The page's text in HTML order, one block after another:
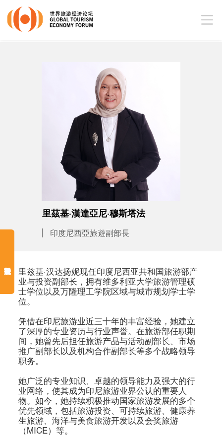
里茲基·漢達亞尼·穆斯塔法
印度尼西亞旅遊副部長
里兹基·汉达扬妮现任印度尼西亚共和国旅游部产
业与投资副部长，拥有维多利亚大学旅游管理硕
士学位以及万隆理工学院区域与城市规划学士学
位。
凭借在印尼旅游业近三十年的丰富经验，她建立
了深厚的专业资历与行业声誉。在旅游部任职期
间，她曾先后担任旅游产品与活动副部长、市场
推广副部长以及机构合作副部长等多个战略领导
职务。
她广泛的专业知识、卓越的领导能力及强大的行
业网络，使其成为印尼旅游业界公认的重要人
物。如今，她持续积极推动国家旅游发展的多个
优先领域，包括旅游投资、可持续旅游、健康养
生旅游、海洋与美食旅游开发以及会奖旅游
（MICE）等。